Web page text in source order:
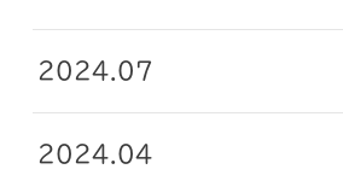
2024.07
2024.04